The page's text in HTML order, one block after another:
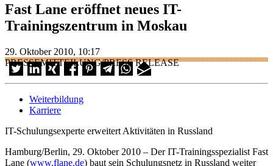
Fast Lane eröffnet neues IT-
Trainingszentrum in Moskau
29. Oktober 2010, 10:17
PRESSEMITTEILUNG/PRESS RELEASE
Weiterbildung
Karriere
IT-Schulungsexperte erweitert Aktivitäten in Russland
Hamburg/Berlin, 29. Oktober 2010 – Der IT-Trainingsspezialist Fast
Lane (www.flane.de) baut sein Schulungsnetz in Russland weiter